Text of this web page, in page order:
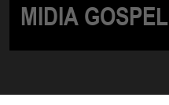
MIDIA GOSPEL